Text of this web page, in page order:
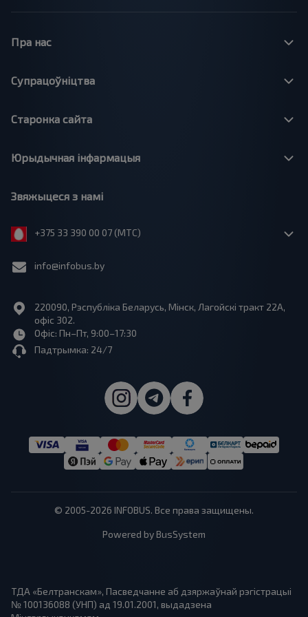
Пра нас
Супрацоўніцтва
Старонка сайта
Юрыдычная інфармацыя
Звяжыцеся з намі
+375 33 390 00 07 (МТС)
info@infobus.by
220090, Рэспубліка Беларусь, Мінск, Лагойскі тракт 22A,
офіс 302.
Офіс: Пн–Пт, 9:00–17:30
Падтрымка: 24/7
© 2005-2026 INFOBUS. Все права защищены.
Powered by BusSystem
ТДА «Белтранскам», Пасведчанне аб дзяржаўнай рэгістрацыі
№ 100136088 (УНП) ад 19.01.2001, выдадзена